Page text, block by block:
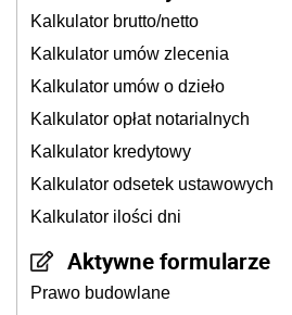
Kalkulator brutto/netto
Kalkulator umów zlecenia
Kalkulator umów o dzieło
Kalkulator opłat notarialnych
Kalkulator kredytowy
Kalkulator odsetek ustawowych
Kalkulator ilości dni
Aktywne formularze
Prawo budowlane